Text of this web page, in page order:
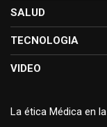
SALUD
TECNOLOGIA
VIDEO
La ética Médica en